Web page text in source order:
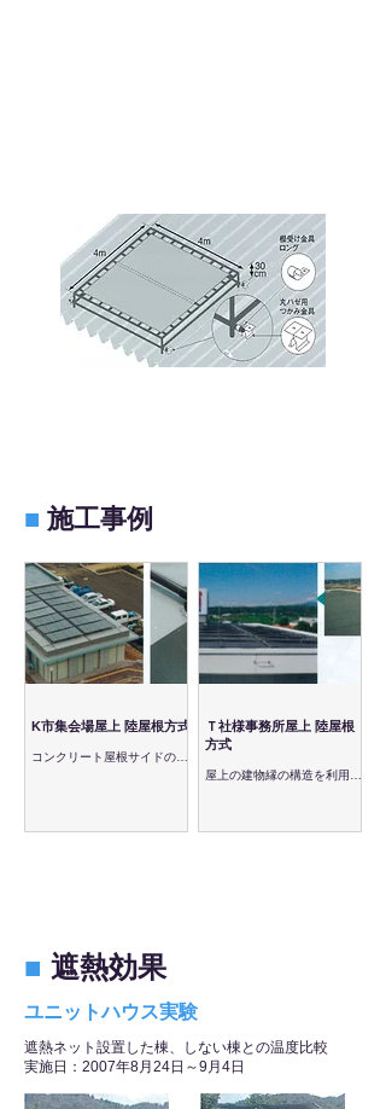
■ 施工事例
K市集会場屋上 陸屋根方式
コンクリート屋根サイドのア
Ｔ社様事務所屋上 陸屋根
方式
屋上の建物縁の構造を利用し
■ 遮熱効果
ユニットハウス実験
遮熱ネット設置した棟、しない棟との温度比較
実施日：2007年8月24日～9月4日